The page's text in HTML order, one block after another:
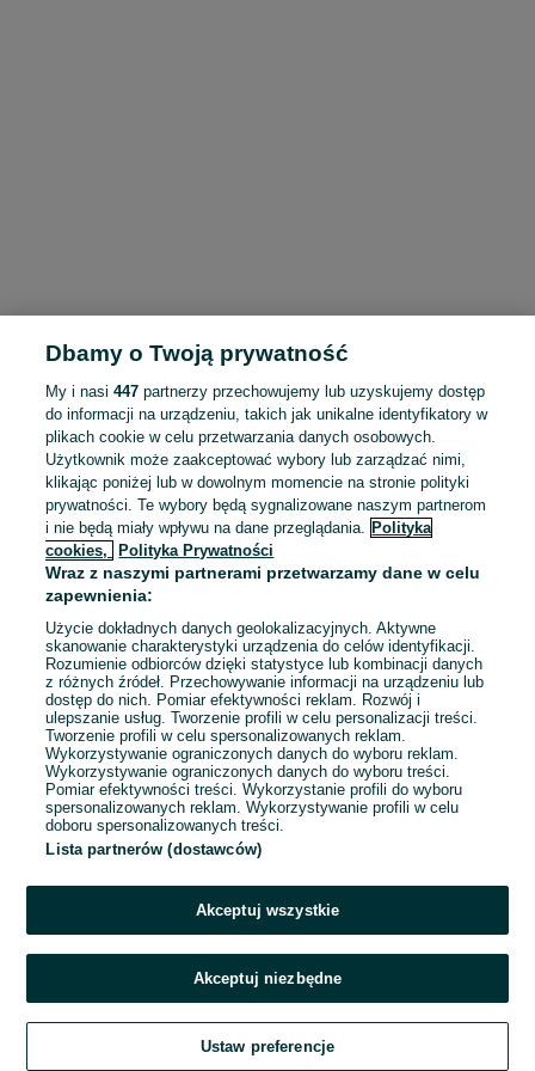
To ogłoszenie nie jest już dostępne
Przejdź na stronę główną
Dbamy o Twoją prywatność
My i nasi447 partnerzy przechowujemy lub uzyskujemy dostęp
do informacji na urządzeniu, takich jak unikalne identyfikatory w
plikach cookie w celu przetwarzania danych osobowych.
Użytkownik może zaakceptować wybory lub zarządzać nimi,
klikając poniżej lub w dowolnym momencie na stronie polityki
prywatności. Te wybory będą sygnalizowane naszym partnerom
i nie będą miały wpływu na dane przeglądania. Polityka
cookies,
Polityka Prywatności
Wraz z naszymi partnerami przetwarzamy dane w celu
zapewnienia:
Użycie dokładnych danych geolokalizacyjnych. Aktywne
skanowanie charakterystyki urządzenia do celów identyfikacji.
Rozumienie odbiorców dzięki statystyce lub kombinacji danych
z różnych źródeł. Przechowywanie informacji na urządzeniu lub
dostęp do nich. Pomiar efektywności reklam. Rozwój i
ulepszanie usług. Tworzenie profili w celu personalizacji treści.
Tworzenie profili w celu spersonalizowanych reklam.
Wykorzystywanie ograniczonych danych do wyboru reklam.
Wykorzystywanie ograniczonych danych do wyboru treści.
Pomiar efektywności treści. Wykorzystanie profili do wyboru
spersonalizowanych reklam. Wykorzystywanie profili w celu
doboru spersonalizowanych treści.
Lista partnerów (dostawców)
Akceptuj wszystkie
Akceptuj niezbędne
Ustaw preferencje